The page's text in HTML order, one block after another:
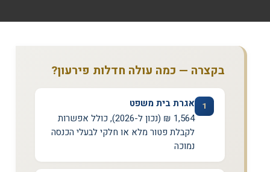
בקצרה — כמה עולה חדלות פירעון?
1
אגרת בית משפט
1,564 ₪ (נכון ל-2026), כולל אפשרות
לקבלת פטור מלא או חלקי לבעלי הכנסה
נמוכה